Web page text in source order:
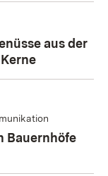
aus der
Bauernhöfe